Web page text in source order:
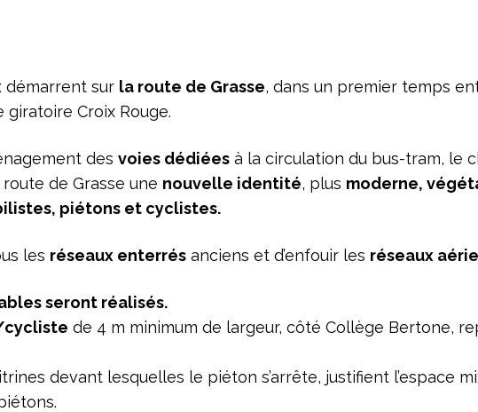
démarrent sur la route de Grasse, dans un premier temps
Croix Rouge.
des voies dédiées à la circulation du bus-tram, le
de Grasse une nouvelle identité, plus moderne,
piétons et cyclistes.
les réseaux enterrés anciens et d’enfouir les réseaux
seront réalisés.
cycliste de 4 m minimum de largeur, côté Collège Bertone,
devant lesquelles le piéton s’arrête, justifient l’espace